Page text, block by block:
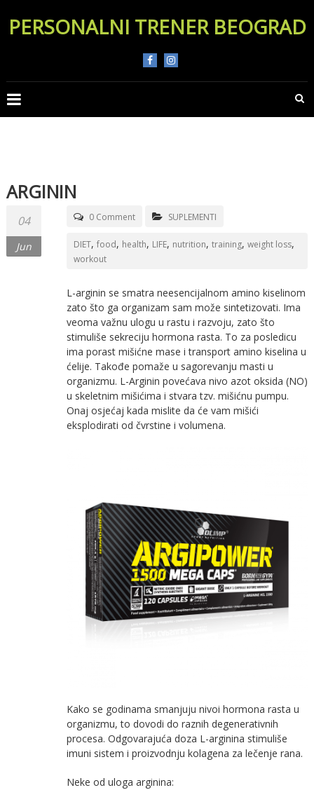
content
PERSONALNI TRENER BEOGRAD
ARGININ
04
Jun
0 Comment SUPLEMENTI
DIET, food, health, LIFE, nutrition, training, weight loss,
workout
L-arginin se smatra neesencijalnom amino kiselinom
zato što ga organizam sam može sintetizovati. Ima
veoma važnu ulogu u rastu i razvoju, zato što
stimuliše sekreciju hormona rasta. To za posledicu
ima porast mišićne mase i transport amino kiselina u
ćelije. Takođe pomaže u sagorevanju masti u
organizmu. L-Arginin povećava nivo azot oksida (NO)
u skeletnim mišićima i stvara tzv. mišićnu pumpu.
Onaj osjećaj kada mislite da će vam mišići
eksplodirati od čvrstine i volumena.
Kako se godinama smanjuju nivoi hormona rasta u
organizmu, to dovodi do raznih degenerativnih
procesa. Odgovarajuća doza L-arginina stimuliše
imuni sistem i proizvodnju kolagena za lečenje rana.
Neke od uloga arginina: